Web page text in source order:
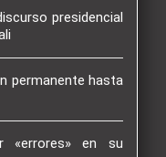
presidencial
permanente hasta
«errores» en su